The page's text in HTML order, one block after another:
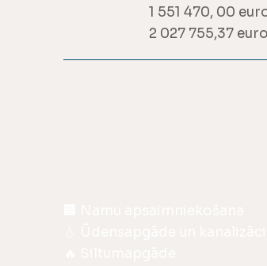
1 551 470, 00
2 027 755,37